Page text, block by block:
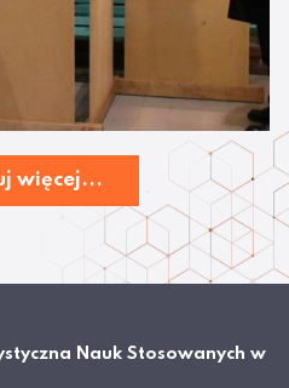
więcej...
Nauk Stosowanych w